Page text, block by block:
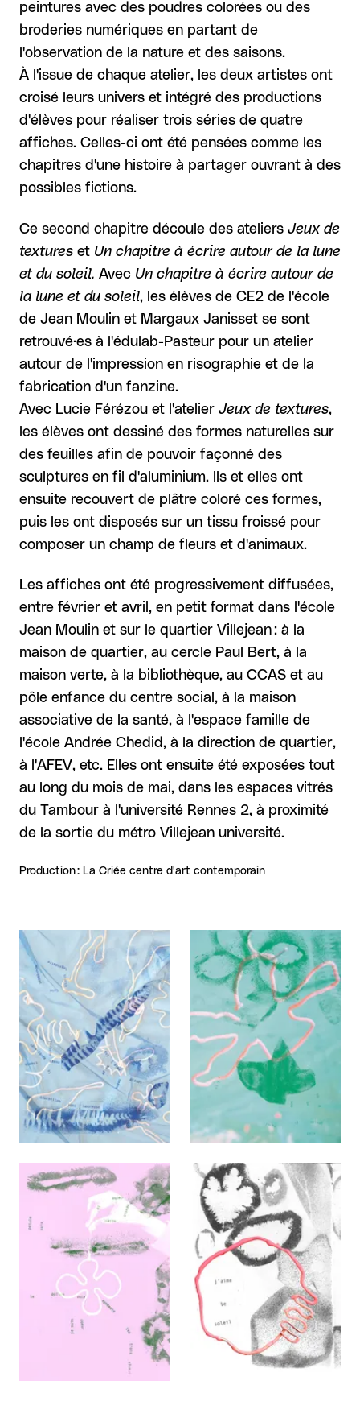
peintures avec des poudres colorées ou des
broderies numériques en partant de
l'observation de la nature et des saisons.
À l'issue de chaque atelier, les deux artistes ont
croisé leurs univers et intégré des productions
d'élèves pour réaliser trois séries de quatre
affiches. Celles-ci ont été pensées comme les
chapitres d'une histoire à partager ouvrant à des
possibles fictions.
Ce second chapitre découle des ateliers Jeux de
textures et Un chapitre à écrire autour de la lune
et du soleil. Avec Un chapitre à écrire autour de
la lune et du soleil, les élèves de CE2 de l'école
de Jean Moulin et Margaux Janisset se sont
retrouvé·es à l'édulab-Pasteur pour un atelier
autour de l'impression en risographie et de la
fabrication d'un fanzine.
Avec Lucie Férézou et l'atelier Jeux de textures,
les élèves ont dessiné des formes naturelles sur
des feuilles afin de pouvoir façonné des
sculptures en fil d'aluminium. Ils et elles ont
ensuite recouvert de plâtre coloré ces formes,
puis les ont disposés sur un tissu froissé pour
composer un champ de fleurs et d'animaux.
Les affiches ont été progressivement diffusées,
entre février et avril, en petit format dans l'école
Jean Moulin et sur le quartier Villejean : à la
maison de quartier, au cercle Paul Bert, à la
maison verte, à la bibliothèque, au CCAS et au
pôle enfance du centre social, à la maison
associative de la santé, à l'espace famille de
l'école Andrée Chedid, à la direction de quartier,
à l'AFEV, etc. Elles ont ensuite été exposées tout
au long du mois de mai, dans les espaces vitrés
du Tambour à l'université Rennes 2, à proximité
de la sortie du métro Villejean université.
Production : La Criée centre d'art contemporain
Agrandir Agrandir
Agrandir Agrandir